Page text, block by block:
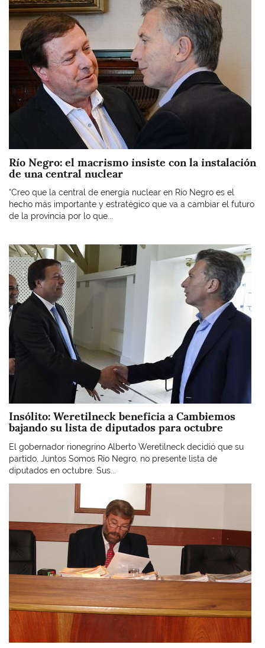
Río Negro: el macrismo insiste con la instalación
de una central nuclear
“Creo que la central de energía nuclear en Río Negro es el
hecho más importante y estratégico que va a cambiar el futuro
de la provincia por lo que...
Imagen
Insólito: Weretilneck beneficia a Cambiemos
bajando su lista de diputados para octubre
El gobernador rionegrino Alberto Weretilneck decidió que su
partido, Juntos Somos Río Negro, no presente lista de
diputados en octubre. Sus...